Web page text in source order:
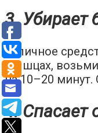
3. Убирает
Отличное
мышцах,
на 10–20
4. Спасает